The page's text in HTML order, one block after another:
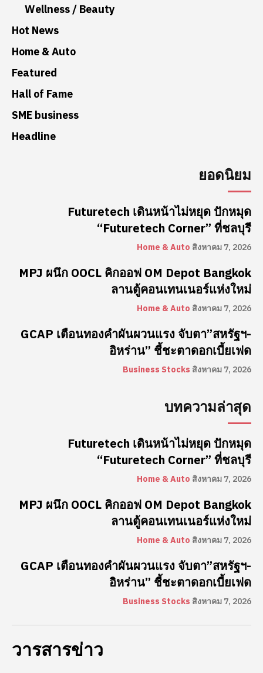
Wellness / Beauty
Hot News
Home & Auto
Featured
Hall of Fame
SME business
Headline
ยอดนิยม
Futuretech เดินหน้าไม่หยุด ปักหมุด
“Futuretech Corner” ที่ชลบุรี
Home & Auto สิงหาคม 7, 2026
MPJ ผนึก OOCL คิกออฟ OM Depot Bangkok
ลานตู้คอนเทนเนอร์แห่งใหม่
Home & Auto สิงหาคม 7, 2026
GCAP เตือนทองคำผันผวนแรง จับตา”สหรัฐฯ-
อิหร่าน” ชี้ชะตาดอกเบี้ยเฟด
Business Stocks สิงหาคม 7, 2026
บทความล่าสุด
Futuretech เดินหน้าไม่หยุด ปักหมุด
“Futuretech Corner” ที่ชลบุรี
Home & Auto สิงหาคม 7, 2026
MPJ ผนึก OOCL คิกออฟ OM Depot Bangkok
ลานตู้คอนเทนเนอร์แห่งใหม่
Home & Auto สิงหาคม 7, 2026
GCAP เตือนทองคำผันผวนแรง จับตา”สหรัฐฯ-
อิหร่าน” ชี้ชะตาดอกเบี้ยเฟด
Business Stocks สิงหาคม 7, 2026
วารสารข่าว